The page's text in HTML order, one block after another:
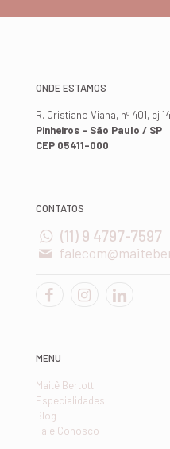
ONDE ESTAMOS
R. Cristiano Viana, nº 401, cj
Pinheiros - São Paulo / SP
CEP 05411-000
CONTATOS
(11) 9 4797-7597
MENU
Maitê Bertotti
Especialidades
Blog
Fale Conosco